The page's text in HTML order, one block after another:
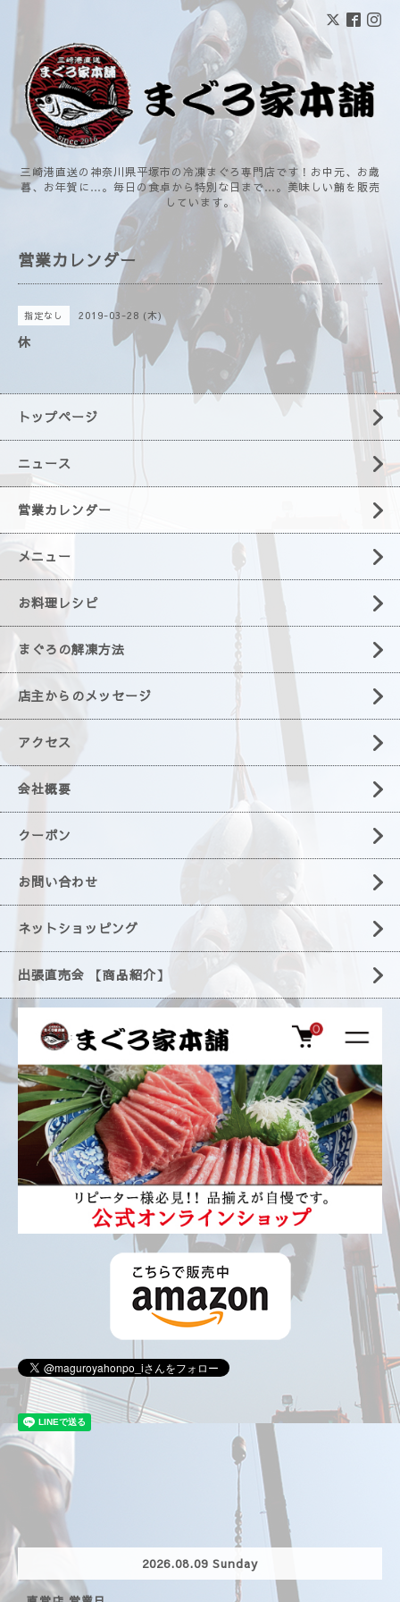
三崎港直送の神奈川県平塚市の冷凍まぐろ専門店です！お中元、お歳
暮、お年賀に…。毎日の食卓から特別な日まで…。美味しい鮪を販売
しています。
営業カレンダー
指定なし 2019-03-28 (木)
休
トップページ
ニュース
営業カレンダー
メニュー
お料理レシピ
まぐろの解凍方法
店主からのメッセージ
アクセス
会社概要
クーポン
お問い合わせ
ネットショッピング
出張直売会 【商品紹介】
2026.08.09 Sunday